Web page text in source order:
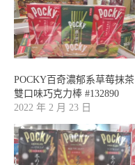
POCKY百奇濃郁系草莓抹茶
雙口味巧克力棒 #132890
2022 年 2 月 23 日